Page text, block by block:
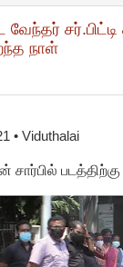
நாள்
• Viduthalai
சார்பில்